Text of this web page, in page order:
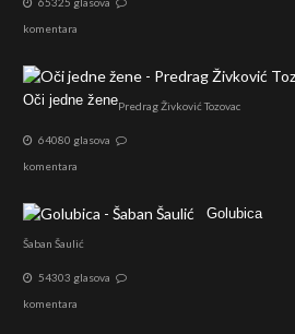
65325 glasova
komentara
Oči jedne ženePredrag Živković Tozovac
64080 glasova
komentara
Golubica
Šaban Šaulić
54303 glasova
komentara